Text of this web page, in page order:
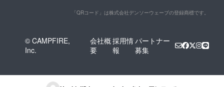
「QRコード」は株式会社デンソーウェーブの登録商標です。
© CAMPFIRE,
Inc.
会社概
要
採用情
報
パートナー
募集